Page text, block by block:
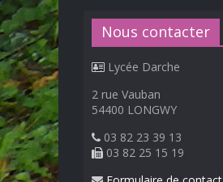
Nous contacter
Lycée Darche
2 rue Vauban
54400 LONGWY
03 82 23 39 13
03 82 25 15 19